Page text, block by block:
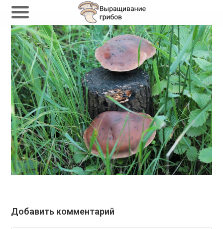
Перейти
содержимому
Добавить комментарий